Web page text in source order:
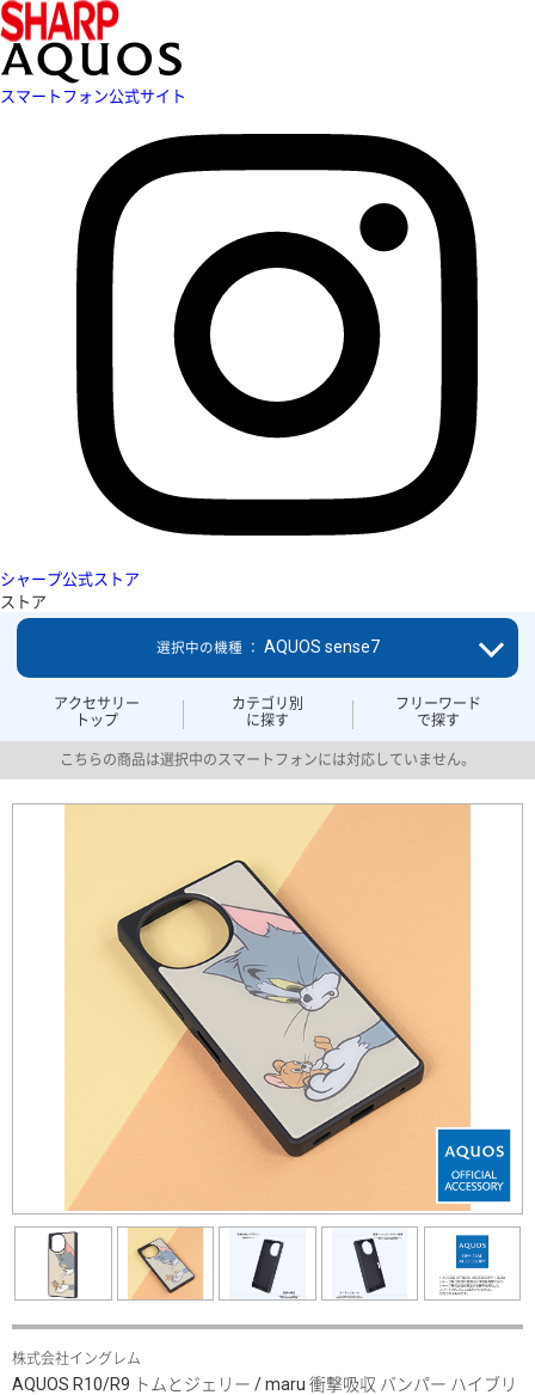
スマートフォン公式サイト
シャープ公式ストア
ストア
アクセサリー
トップ
カテゴリ別
に探す
フリーワード
で探す
選択中の機種 ： AQUOS sense7
こちらの商品は選択中のスマートフォンには対応していません。
株式会社イングレム
AQUOS R10/R9 トムとジェリー / maru 衝撃吸収 バンパー ハイブリ